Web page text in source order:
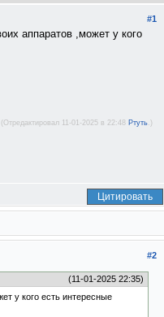
#1
аппаратов ,может у кого
(Отредактировал 11-01-2025 в 22:48 Ртуть .)
Цитировать
#2
(11-01-2025 22:35)
у кого есть интересные